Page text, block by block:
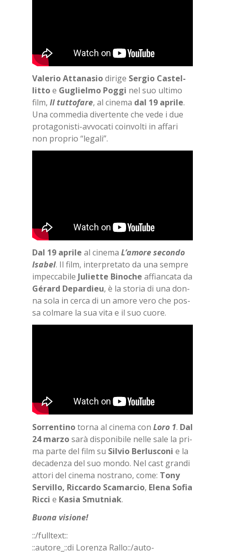
Va­le­rio At­ta­na­siodi­ri­ge Ser­gio Ca­stel­
lit­toe Gu­gliel­mo Pog­gi nel suo ul­ti­mo
film, Il tut­to­fa­re, al ci­ne­ma dal 19 apri­le.
Una com­me­dia di­ver­ten­te che vede i due
pro­ta­go­ni­sti-av­vo­ca­ti coin­vol­ti in af­fa­ri
non pro­prio “le­ga­li”.
Dal 19 apri­le al ci­ne­ma L’a­mo­re se­con­do
Isa­bel. Il film, in­ter­pre­ta­to da una sem­pre
im­pec­ca­bi­le Ju­liet­te Bi­no­che af­fian­ca­ta da
Gé­rard De­par­dieu, è la sto­ria di una don­
na sola in cer­ca di un amo­re vero che pos­
sa col­ma­re la sua vita e il suo cuo­re.
Sor­ren­ti­notor­na al ci­ne­ma con Loro 1. Dal
24 mar­zosarà di­spo­ni­bi­le nel­le sale la pri­
ma par­te del film su Sil­vio Ber­lu­sco­ni e la
de­ca­den­za del suo mon­do. Nel cast gran­di
at­to­ri del ci­ne­ma no­stra­no, come: Tony
Ser­vil­lo, Ric­car­do Sca­mar­cio, Ele­na So­fia
Ric­ci e Ka­sia Smut­niak.
Buo­na vi­sio­ne!
::/full­text::
::au­to­re_::di Lo­ren­za Ral­lo::/​au­to­